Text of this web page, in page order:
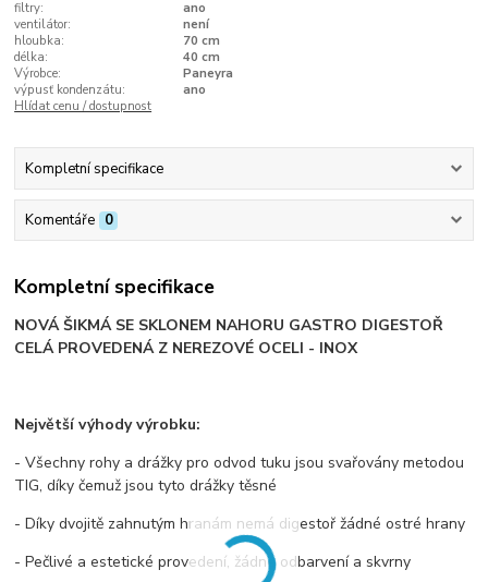
filtry:
ano
ventilátor:
není
hloubka:
70 cm
délka:
40 cm
Výrobce:
Paneyra
výpusť kondenzátu:
ano
Hlídat cenu / dostupnost
Kompletní specifikace
Komentáře 0
Kompletní specifikace
NOVÁ ŠIKMÁ SE SKLONEM NAHORU GASTRO DIGESTOŘ
CELÁ PROVEDENÁ Z NEREZOVÉ OCELI - INOX
Největší výhody výrobku:
- Všechny rohy a drážky pro odvod tuku jsou svařovány metodou
TIG, díky čemuž jsou tyto drážky těsné
- Díky dvojitě zahnutým hranám nemá digestoř žádné ostré hrany
- Pečlivé a estetické provedení, žádné odbarvení a skvrny